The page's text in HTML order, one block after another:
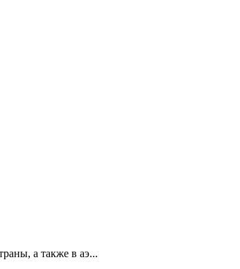
а также в аэ...